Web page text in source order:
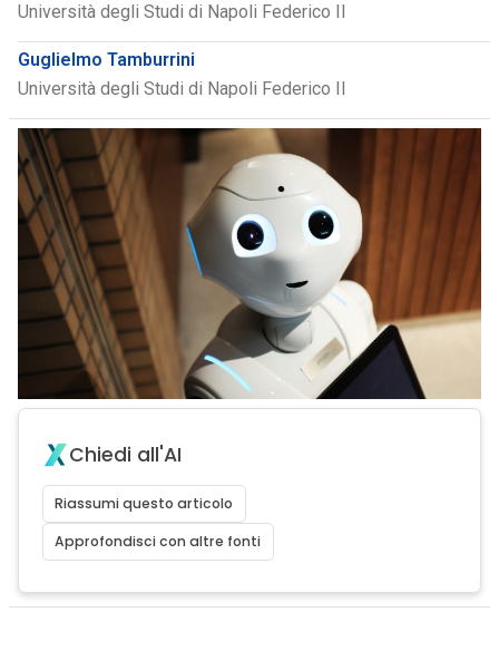
Università degli Studi di Napoli Federico II
Guglielmo Tamburrini
Università degli Studi di Napoli Federico II
Chiedi all'AI
Riassumi questo articolo
Approfondisci con altre fonti